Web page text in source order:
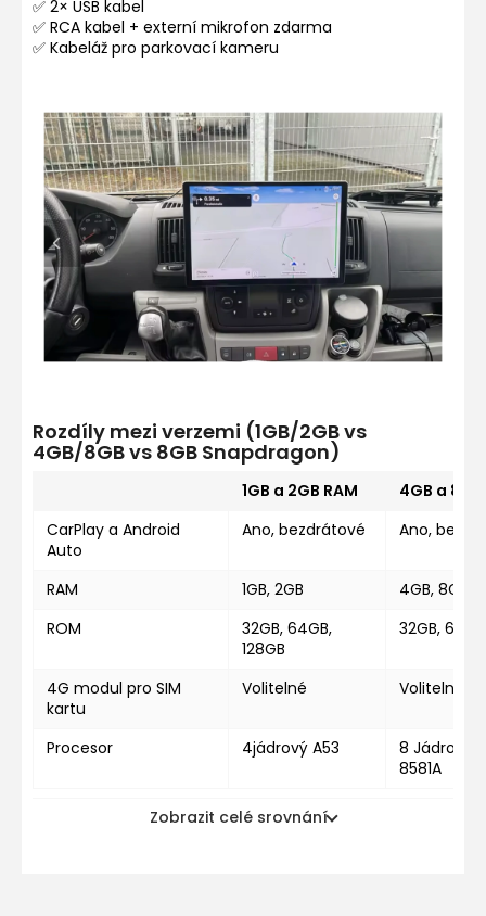
✅ 2× USB kabel
✅ RCA kabel + externí mikrofon zdarma
✅ Kabeláž pro parkovací kameru
Rozdíly mezi verzemi (1GB/2GB vs
4GB/8GB vs 8GB Snapdragon)
1GB a 2GB RAM
4GB a 8GB
CarPlay a Android
Auto
Ano, bezdrátové Ano,
RAM 1GB, 2GB
4GB, 8GB
ROM
32GB, 64GB,
128GB
32GB,
4G modul pro SIM
kartu
Volitelné Volitelné
Procesor 4jádrový A53
8 Jádrový
8581A
Zobrazit celé srovnání